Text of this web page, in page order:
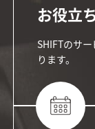
お役立
SHIFTのサ
ります。